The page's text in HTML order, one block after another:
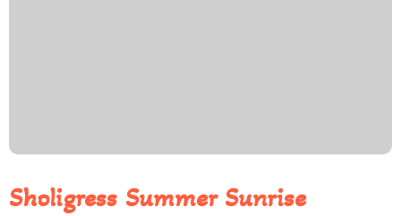
Sholigress Summer Sunrise